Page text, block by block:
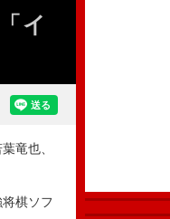
イ
送る
竜也、
棋ソフ